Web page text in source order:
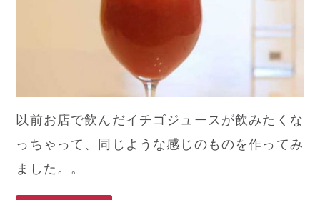
以前お店で飲んだイチゴジュースが飲みたくな
っちゃって、同じような感じのものを作ってみ
ました。。